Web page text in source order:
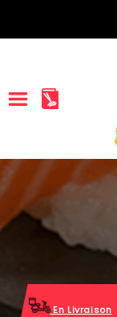
ACCUEIL
LA CARTE
VOS AVISEn Livraison